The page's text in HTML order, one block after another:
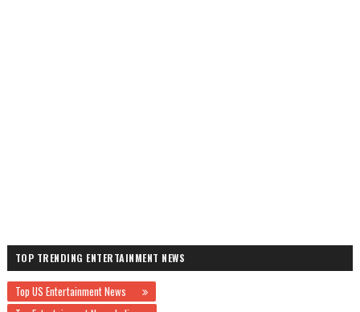
TOP TRENDING ENTERTAINMENT NEWS
Top US Entertainment News